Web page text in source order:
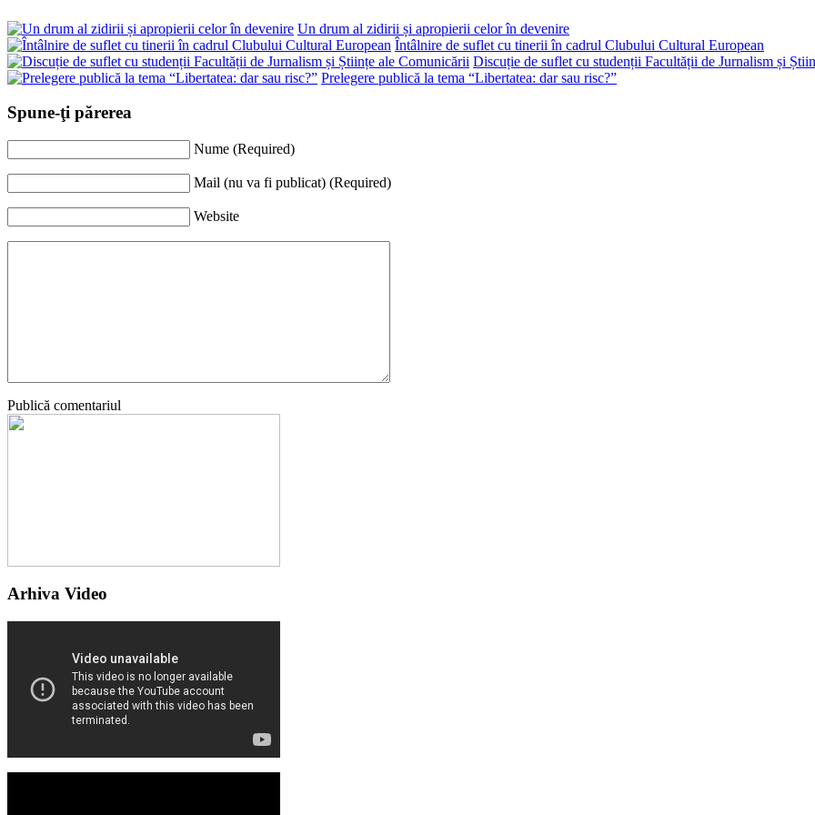
Un drum al zidirii și apropierii celor în devenire
Întâlnire de suflet cu tinerii în cadrul Clubului Cultural European
Discuție de suflet cu studenții Facultății de Jurnalism și
Prelegere publică la tema “Libertatea: dar sau risc?”
Spune-ţi părerea
Nume (Required)
Mail (nu va fi publicat) (Required)
Website
Publică comentariul
Arhiva Video